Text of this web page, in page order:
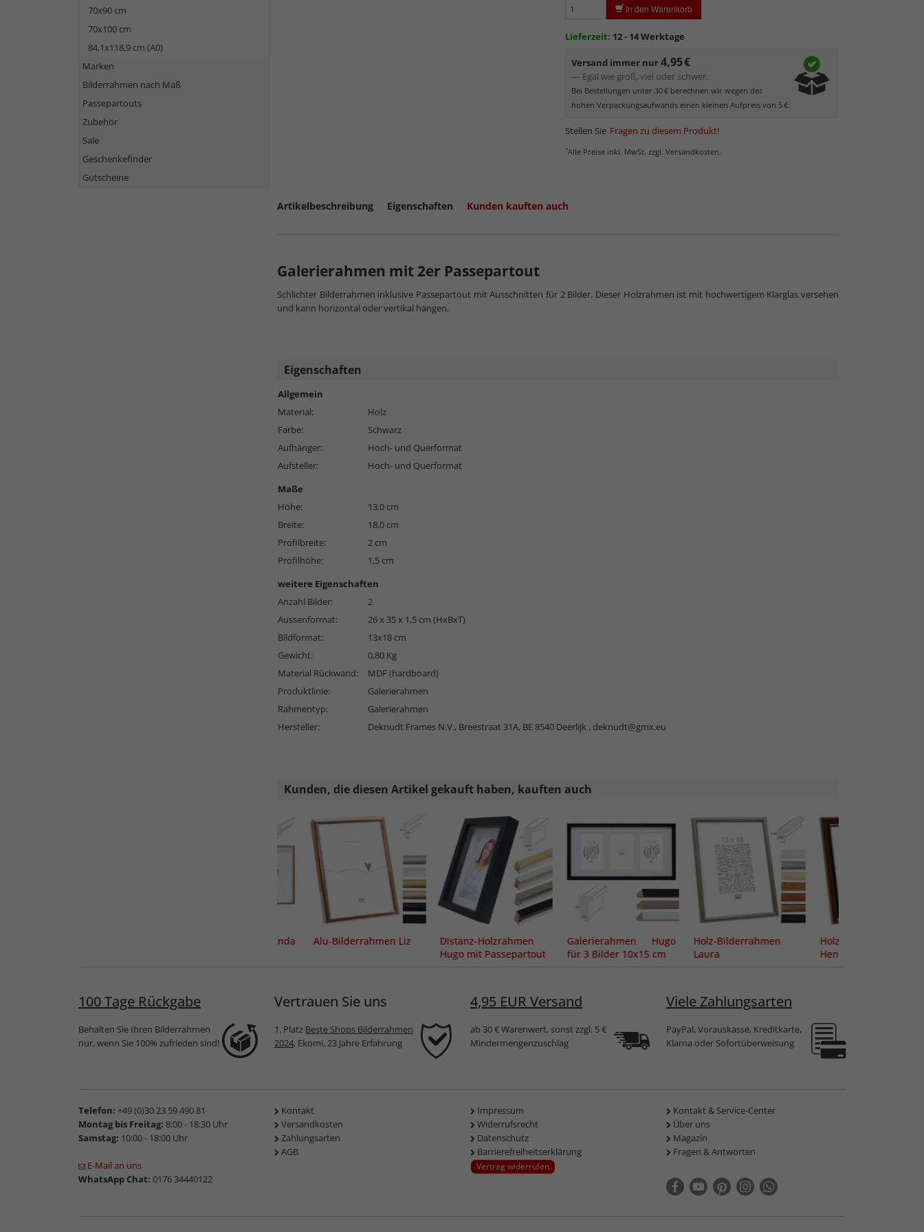
werden kann.
Schutz des Bildes.
Normalglas hat eine leichte Grünfärbung
, wodurch es im
Bereich der Weißtöne zu einem dezenten Grünschimmer
kommt. Für Bilder mit hellen Farben empfehlen wir Kunst- oder
Museumsglas.
mehr zum Normalglas
In den Warenkorb
Lieferzeit: 12 - 14 Werktage
Versand immer nur4,95 €
— Egal wie groß, viel oder schwer.
Bei Bestellungen unter 30 € berechnen wir wegen des
hohen Verpackungsaufwands einen kleinen Aufpreis von 5 €.
Stellen Sie Fragen zu diesem Produkt!
*Alle Preise inkl. MwSt. zzgl. Versandkosten.
Artikelbeschreibung Eigenschaften Kunden kauften auch
Galerierahmen mit 2er Passepartout
Schlichter Bilderrahmen inklusive Passepartout mit Ausschnitten für 2 Bilder. Dieser Holzrahmen ist mit hochwertigem Klarglas versehen
und kann horizontal oder vertikal hängen.
Eigenschaften
Allgemein
Material:
Holz
Farbe:
Schwarz
Aufhänger:
Hoch- und Querformat
Aufsteller:
Hoch- und Querformat
Maße
Höhe:
13,0 cm
Breite:
18,0 cm
Profilbreite:
2 cm
Profilhöhe:
1,5 cm
weitere Eigenschaften
Anzahl Bilder:
2
Aussenformat:
26 x 35 x 1,5 cm (HxBxT)
Bildformat:
13x18 cm
Gewicht:
0,80 Kg
Material Rückwand:
MDF (hardboard)
Produktlinie:
Galerierahmen
Rahmentyp:
Galerierahmen
Hersteller:
Deknudt Frames N.V., Breestraat 31A, BE 8540 Deerlijk , deknudt@gmx.eu
Kunden, die diesen Artikel gekauft haben, kauften auch
Galerierahmen Linda
Alu-Bilderrahmen Liz
Distanz-Holzrahmen
Hugo mit Passepartout
Galerierahmen Hugo
für 3 Bilder 10x15 cm
Holz-Bilderrahmen
Laura
Holz-Bilderrahmen
Henri
70x90 cm
70x100 cm
84,1x118,9 cm (A0)
Marken
Bilderrahmen nach Maß
Passepartouts
Zubehör
Sale
Geschenkefinder
Gutscheine
100 Tage Rückgabe
Behalten Sie Ihren Bilderrahmen
nur, wenn Sie 100% zufrieden sind!
Vertrauen Sie uns
1. Platz Beste Shops Bilderrahmen
2024, Ekomi, 23 Jahre Erfahrung
4,95 EUR Versand
ab 30 € Warenwert, sonst zzgl. 5 €
Mindermengenzuschlag
Viele Zahlungsarten
PayPal, Vorauskasse, Kreditkarte,
Klarna oder Sofortüberweisung
Telefon: +49 (0)30 23 59 490 81
Montag bis Freitag: 8:00 - 18:30 Uhr
Samstag: 10:00 - 18:00 Uhr
E-Mail an uns
WhatsApp Chat: 0176 34440122
Kontakt
Versandkosten
Zahlungsarten
AGB
Impressum
Widerrufsrecht
Datenschutz
Barrierefreiheitserklärung
Vertrag widerrufen
Kontakt & Service-Center
Über uns
Magazin
Fragen & Antworten